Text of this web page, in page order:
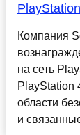
Компания
на сеть
PlayStation
области
и